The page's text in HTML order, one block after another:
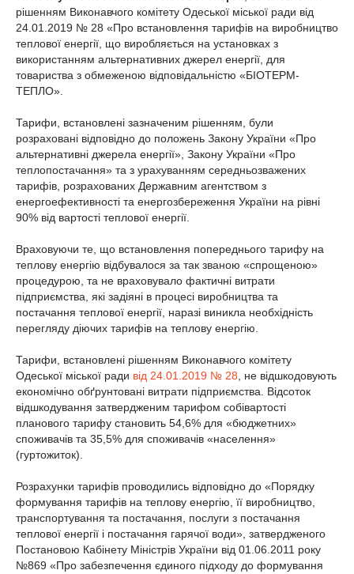
рішенням Виконавчого комітету Одеської міської ради від
24.01.2019 № 28 «Про встановлення тарифів на виробництво
теплової енергії, що виробляється на установках з
використанням альтернативних джерел енергії, для
товариства з обмеженою відповідальністю «БІОТЕРМ-
ТЕПЛО».
Тарифи, встановлені зазначеним рішенням, були
розраховані відповідно до положень Закону України «Про
альтернативні джерела енергії», Закону України «Про
теплопостачання» та з урахуванням середньозважених
тарифів, розрахованих Державним агентством з
енергоефективності та енергозбереження України на рівні
90% від вартості теплової енергії.
Враховуючи те, що встановлення попереднього тарифу на
теплову енергію відбувалося за так званою «спрощеною»
процедурою, та не враховувало фактичні витрати
підприємства, які задіяні в процесі виробництва та
постачання теплової енергії, наразі виникла необхідність
перегляду діючих тарифів на теплову енергію.
Тарифи, встановлені рішенням Виконавчого комітету
Одеської міської ради від 24.01.2019 № 28 , не відшкодовують
економічно обґрунтовані витрати підприємства. Відсоток
відшкодування затвердженим тарифом собівартості
планового тарифу становить 54,6% для «бюджетних»
споживачів та 35,5% для споживачів «населення»
(гуртожиток).
Розрахунки тарифів проводились відповідно до «Порядку
формування тарифів на теплову енергію, її виробництво,
транспортування та постачання, послуги з постачання
теплової енергії і постачання гарячої води», затвердженого
Постановою Кабінету Міністрів України від 01.06.2011 року
№869 «Про забезпечення єдиного підходу до формування